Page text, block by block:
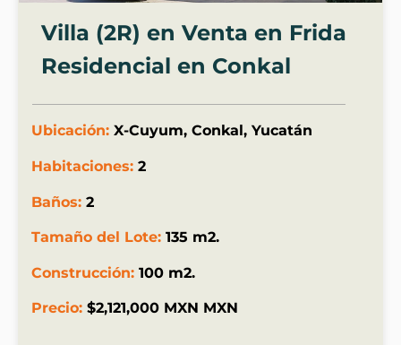
Villa (2R) en Venta en Frida
Residencial en Conkal
Ubicación: X-Cuyum, Conkal, Yucatán
Habitaciones: 2
Baños: 2
Tamaño del Lote: 135 m2.
Construcción: 100 m2.
Precio: $2,121,000 MXN MXN